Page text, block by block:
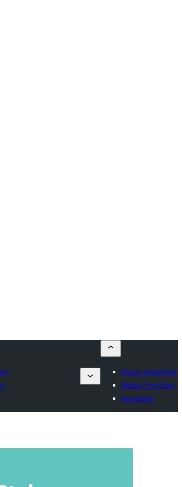
Plugin einreichen
Meine Favoriten
Anmelden